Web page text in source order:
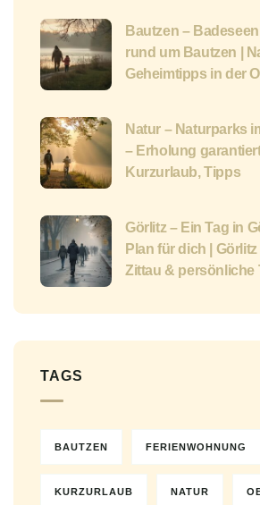
Bautzen –
rund um Bautzen |
Geheimtipps in der
Natur – Naturparks
– Erholung
Kurzurlaub, Tipps
Görlitz – Ein Tag in
Plan für dich |
Zittau & persönliche
TAGS
BAUTZEN FERIENWOHNUNG
KURZURLAUB NATUR